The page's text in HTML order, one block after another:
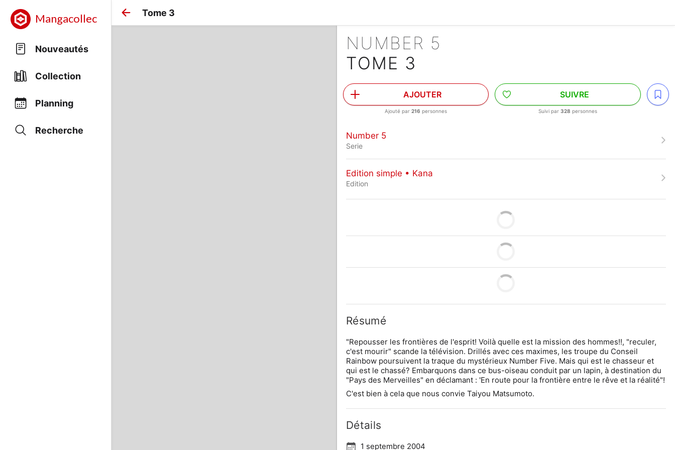
Mangacollec
Nouveautés
Collection
Planning
Recherche
Tome 3
NUMBER 5
TOME 3
AJOUTER
Ajouté par216 personnes
SUIVRE
Suivi par328 personnes
Number 5
Serie
Edition simple • Kana
Edition
Résumé
"Repousser les frontières de l'esprit! Voilà quelle est la mission des hommes!!, "reculer,
c'est mourir" scande la télévision. Drillés avec ces maximes, les troupe du Conseil
Rainbow poursuivent la traque du mystérieux Number Five. Mais qui est le chasseur et
qui est le chassé? Embarquons dans ce bus-oiseau conduit par un lapin, à destination du
C'est bien à cela que nous convie Taiyou Matsumoto.
Détails
1 septembre 2004